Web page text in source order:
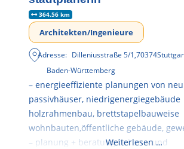
364.56 km
Architekten/Ingenieure
Adresse: Dilleniusstraße 5/1,70374
Baden-Württemberg
– energieeffiziente planungen von
passivhäuser, niedrigenergiegebäude
holzrahmenbau, brettstapelbauweise
wohnbauten,öffentliche gebäude,
– planung + beratung bei an – und
Weiterlesen …